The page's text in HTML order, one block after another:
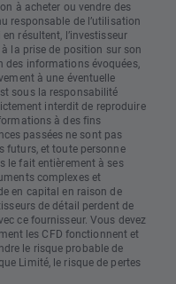
à acheter ou vendre des
responsable de l’utilisation
résultent, l’investisseur
la prise de position sur son
informations évoquées,
à une éventuelle
sous la responsabilité
interdit de reproduire
à des fins
passées ne sont pas
futurs, et toute personne
le fait entièrement à ses
complexes et
en capital en raison de
de détail perdent de
ce fournisseur. Vous devez
les CFD fonctionnent et
le risque probable de
Limité, le risque de pertes